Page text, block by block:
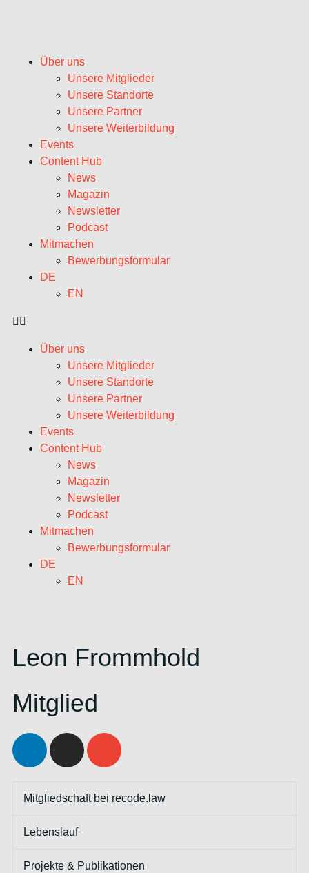
Über uns
Unsere Mitglieder
Unsere Standorte
Unsere Partner
Unsere Weiterbildung
Events
Content Hub
News
Magazin
Newsletter
Podcast
Mitmachen
Bewerbungsformular
DE
EN
Über uns
Unsere Mitglieder
Unsere Standorte
Unsere Partner
Unsere Weiterbildung
Events
Content Hub
News
Magazin
Newsletter
Podcast
Mitmachen
Bewerbungsformular
DE
EN
Leon Frommhold
Mitglied
Mitgliedschaft bei recode.law
Lebenslauf
Projekte & Publikationen